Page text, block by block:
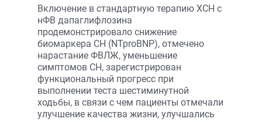
Включение в стандартную терапию ХСН с
нФВ дапаглифлозина
продемонстрировало снижение
биомаркера СН (NTproBNP), отмечено
нарастание ФВЛЖ, уменьшение
симптомов СН, зарегистрирован
функциональный прогресс при
выполнении теста шестиминутной
ходьбы, в связи с чем пациенты отмечали
улучшение качества жизни, улучшались